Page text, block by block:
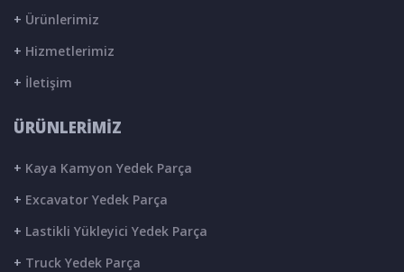
+ Ürünlerimiz
+ Hizmetlerimiz
+ İletişim
ÜRÜNLERİMİZ
+ Kaya Kamyon Yedek Parça
+ Excavator Yedek Parça
+ Lastikli Yükleyici Yedek Parça
+ Truck Yedek Parça